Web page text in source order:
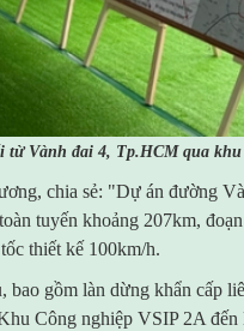
từ Vành đai 4, Tp.HCM qua khu
chia sẻ: "Dự án đường
tuyến khoảng 207km,
thiết kế 100km/h.
gồm làn dừng khẩn cấp
Công nghiệp VSIP 2A